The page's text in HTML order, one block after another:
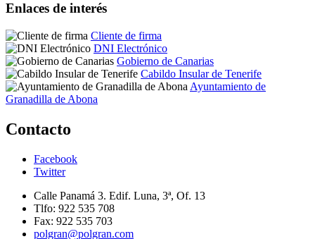
Enlaces de interés
Cliente de firma
DNI Electrónico
Gobierno de Canarias
Cabildo Insular de Tenerife
Ayuntamiento de
Granadilla de Abona
Contacto
Facebook
Twitter
Calle Panamá 3. Edif. Luna, 3ª, Of. 13
Tlfo: 922 535 708
Fax: 922 535 703
polgran@polgran.com